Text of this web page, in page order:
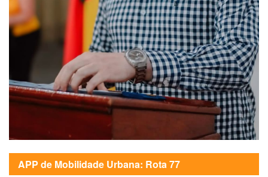
APP de Mobilidade Urbana: Rota 77